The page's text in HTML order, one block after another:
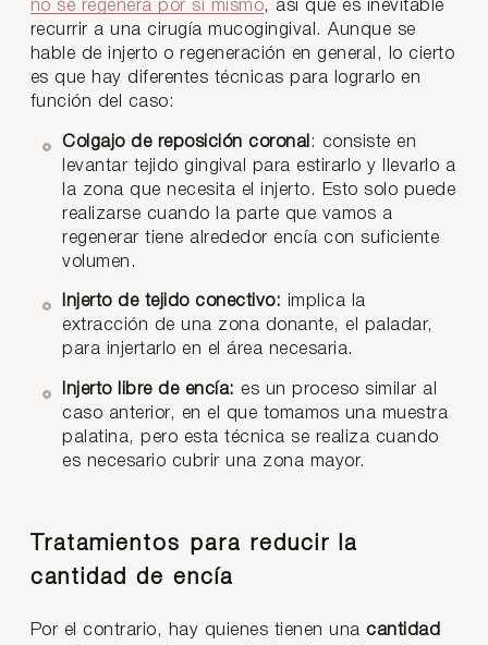
no se regenera por sí mismo, así que es inevitable
recurrir a una cirugía mucogingival. Aunque se
hable de injerto o regeneración en general, lo cierto
es que hay diferentes técnicas para lograrlo en
función del caso:
Colgajo de reposición coronal : consiste en
levantar tejido gingival para estirarlo y llevarlo a
la zona que necesita el injerto. Esto solo puede
realizarse cuando la parte que vamos a
regenerar tiene alrededor encía con suficiente
volumen.
Injerto de tejido conectivo: implica la
extracción de una zona donante, el paladar,
para injertarlo en el área necesaria.
Injerto libre de encía: es un proceso similar al
caso anterior, en el que tomamos una muestra
palatina, pero esta técnica se realiza cuando
es necesario cubrir una zona mayor.
Tratamientos para reducir la
cantidad de encía
Por el contrario, hay quienes tienen una cantidad